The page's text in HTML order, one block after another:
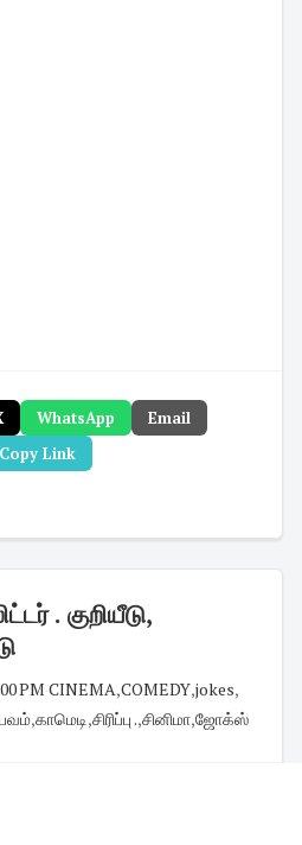
WhatsApp
Email
Copy Link
. குறியீடு,
PM CINEMA,COMEDY,jokes,
,காமெடி,சிரிப்பு .,சினிமா,ஜோக்ஸ்